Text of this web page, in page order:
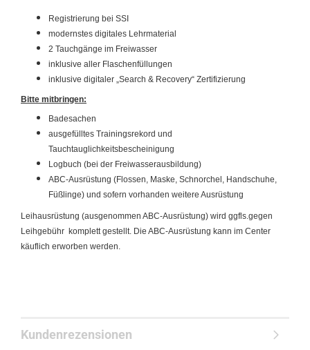
Registrierung bei SSI
modernstes digitales Lehrmaterial
2 Tauchgänge im Freiwasser
inklusive aller Flaschenfüllungen
inklusive digitaler „Search & Recovery“ Zertifizierung
Bitte mitbringen:
Badesachen
ausgefülltes Trainingsrekord und
Tauchtauglichkeitsbescheinigung
Logbuch (bei der Freiwasserausbildung)
ABC-Ausrüstung (Flossen, Maske, Schnorchel, Handschuhe,
Füßlinge) und sofern vorhanden weitere Ausrüstung
Leihausrüstung (ausgenommen ABC-Ausrüstung) wird ggfls.gegen
Leihgebühr komplett gestellt. Die ABC-Ausrüstung kann im Center
käuflich erworben werden.
Kundenrezensionen